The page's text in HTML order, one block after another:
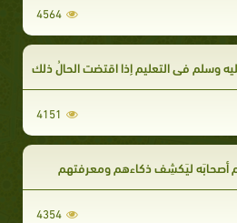
4564
وسلم في التعليم إذا اقتضت الحالُ ذلك
4151
أصحابَه ليَكشِف ذكاءهم ومعرفتهم
4354